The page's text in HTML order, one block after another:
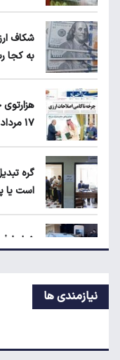
شکاف
به کجا
۱۷ مرداد
گره
است یا
نیازمندی ها